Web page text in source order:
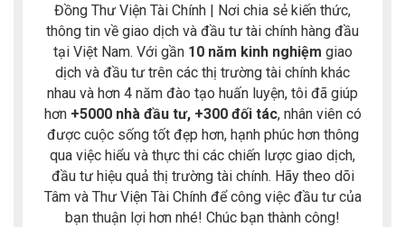
Đồng Thư Viện Tài Chính | Nơi chia sẻ kiến thức,
thông tin về giao dịch và đầu tư tài chính hàng đầu
tại Việt Nam. Với gần 10 năm kinh nghiệm giao
dịch và đầu tư trên các thị trường tài chính khác
nhau và hơn 4 năm đào tạo huấn luyện, tôi đã giúp
hơn +5000 nhà đầu tư, +300 đối tác, nhân viên có
được cuộc sống tốt đẹp hơn, hạnh phúc hơn thông
qua việc hiểu và thực thi các chiến lược giao dịch,
đầu tư hiệu quả thị trường tài chính. Hãy theo dõi
Tâm và Thư Viện Tài Chính để công việc đầu tư của
bạn thuận lợi hơn nhé! Chúc bạn thành công!